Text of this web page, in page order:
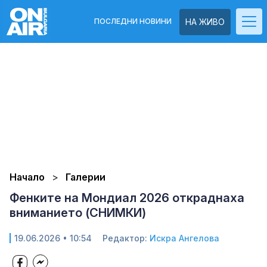
НА ЖИВО
ПОСЛЕДНИ НОВИНИ
Начало Галерии
Фенките на Мондиал 2026 откраднаха
вниманието (СНИМКИ)
19.06.2026 • 10:54 Редактор: Искра Ангелова